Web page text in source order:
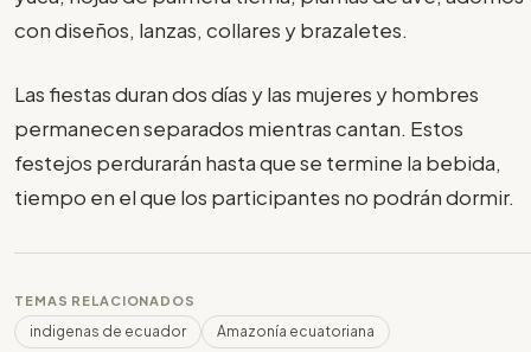
con diseños, lanzas, collares y brazaletes.
Las fiestas duran dos días y las mujeres y hombres
permanecen separados mientras cantan. Estos
festejos perdurarán hasta que se termine la bebida,
tiempo en el que los participantes no podrán dormir.
TEMAS RELACIONADOS
indigenas de ecuador Amazonía ecuatoriana